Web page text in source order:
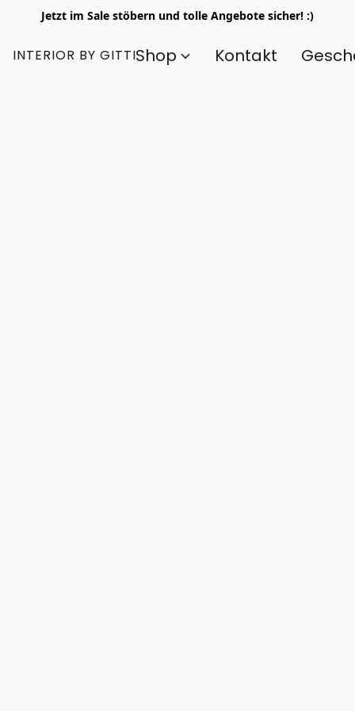
Jetzt im Sale stöbern und tolle Angebote sicher! :)
INTERIOR BY GITTIShop Kontakt